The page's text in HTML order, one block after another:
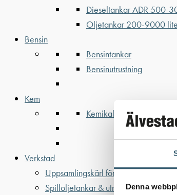
Denna
Dieseltankar ADR 500-
Oljetankar 200-9000
Bensin
Bensintankar
Bensinutrustning
Kem
Kemikalietankar
Verkstad
Uppsamlingskärl för fat & IBC
Spilloljetankar & utrustning